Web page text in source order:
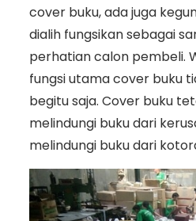
cover buku, ada juga
dialih fungsikan sebagai
perhatian calon pembeli.
fungsi utama cover buku
begitu saja. Cover buku
melindungi buku dari
melindungi buku dari